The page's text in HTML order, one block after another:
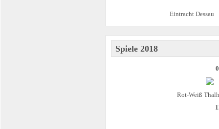
Eintracht Dessau
Spiele 2018
Rot-Weiß